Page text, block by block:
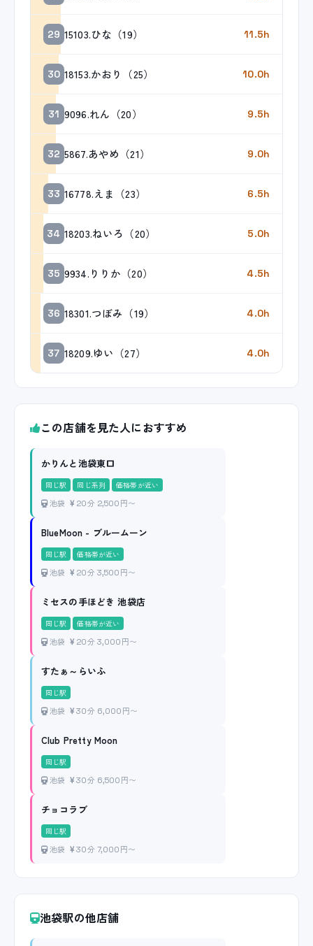
29 15103.ひな（19） 11.5h
30 18153.かおり（25） 10.0h
31 9096.れん（20） 9.5h
32 5867.あやめ（21） 9.0h
33 16778.えま（23） 6.5h
34 18203.ねいろ（20） 5.0h
35 9934.りりか（20） 4.5h
36 18301.つぼみ（19） 4.0h
37 18209.ゆい（27） 4.0h
この店舗を見た人におすすめ
かりんと池袋東口
同じ駅 同じ系列 価格帯が近い
池袋 20分 2,500円〜
BlueMoon - ブルームーン
同じ駅 価格帯が近い
池袋 20分 3,500円〜
ミセスの手ほどき 池袋店
同じ駅 価格帯が近い
池袋 20分 3,000円〜
すたぁ～らいふ
同じ駅
池袋 30分 6,000円〜
Club Pretty Moon
同じ駅
池袋 30分 6,500円〜
チョコラブ
同じ駅
池袋 30分 7,000円〜
池袋駅の他店舗